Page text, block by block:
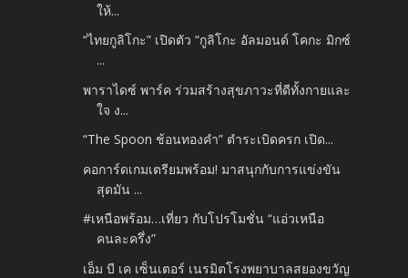
ให้...
“ไทยกูลิโกะ” เปิดตัว “กูลิโกะ อัลมอนด์ โคกะ มิกซ์
...
พาราไดซ์ พาร์ค ร่วมสร้างสุขภาวะที่ดีทั้งกายและ
ใจ ง...
“The Spoon ช้อนทองคำ” ตำระเบิดครก เปิด...
คอการ์ดเกมเตรียมพร้อม! มาสนุกกับการแข่งขัน
สุดมัน ...
#เหนือพร้อม…เที่ยว กับโปรโมชั่น “แอ่วเหนือ
คนละครึ่ง”
เอ็ม บี เค เซ็นเตอร์ เนรมิตโรงพยาบาลสยองขวัญ